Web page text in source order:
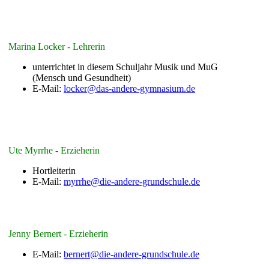
Marina Locker - Lehrerin
unterrichtet in diesem Schuljahr Musik und MuG
(Mensch und Gesundheit)
E-Mail: locker@das-andere-gymnasium.de
Ute Myrrhe - Erzieherin
Hortleiterin
E-Mail: myrrhe@die-andere-grundschule.de
Jenny Bernert - Erzieherin
E-Mail: bernert@die-andere-grundschule.de